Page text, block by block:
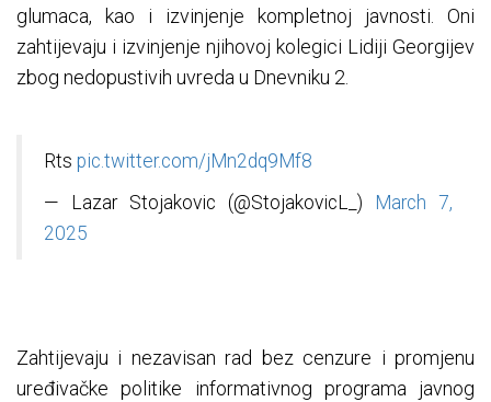
glumaca, kao i izvinjenje kompletnoj javnosti. Oni
zahtijevaju i izvinjenje njihovoj kolegici Lidiji Georgijev
zbog nedopustivih uvreda u Dnevniku 2.
Rts pic.twitter.com/jMn2dq9Mf8
— Lazar Stojakovic (@StojakovicL_)
March 7,
2025
Zahtijevaju i nezavisan rad bez cenzure i promjenu
uređivačke politike informativnog programa javnog